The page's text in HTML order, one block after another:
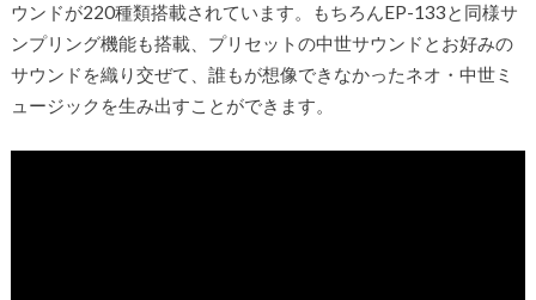
ウンドが220種類搭載されています。もちろんEP-133と同様サ
ンプリング機能も搭載、プリセットの中世サウンドとお好みの
サウンドを織り交ぜて、誰もが想像できなかったネオ・中世ミ
ュージックを生み出すことができます。